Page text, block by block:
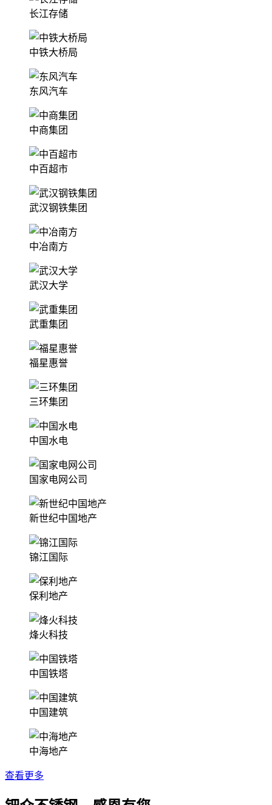
长江存储
中铁大桥局
东风汽车
中商集团
中百超市
武汉钢铁集团
中冶南方
武汉大学
武重集团
福星惠誉
三环集团
中国水电
国家电网公司
新世纪中国地产
锦江国际
保利地产
烽火科技
中国铁塔
中国建筑
中海地产
查看更多